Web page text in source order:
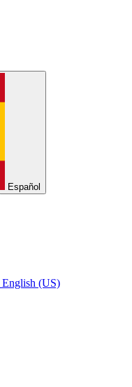
Español
English (US)